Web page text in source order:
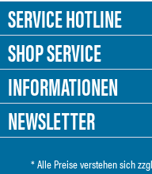
SERVICE HOTLINE
SHOP SERVICE
INFORMATIONEN
NEWSLETTER
* Alle Preise verstehen sich